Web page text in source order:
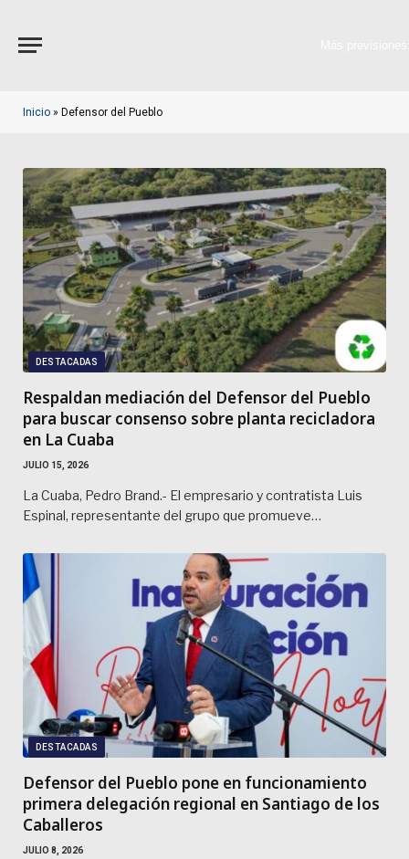
Inicio » Defensor del Pueblo
DESTACADAS
Respaldan mediación del Defensor del Pueblo
para buscar consenso sobre planta recicladora
en La Cuaba
JULIO 15, 2026
La Cuaba, Pedro Brand.- El empresario y contratista Luis
Espinal, representante del grupo que promueve…
DESTACADAS
Defensor del Pueblo pone en funcionamiento
primera delegación regional en Santiago de los
Caballeros
JULIO 8, 2026